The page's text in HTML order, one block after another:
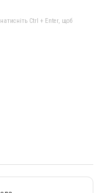
Ctrl + Enter, щоб